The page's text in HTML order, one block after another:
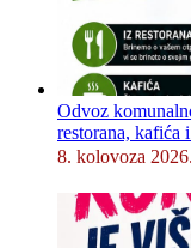
Odvoz
restorana, kafića
8. kolovoza